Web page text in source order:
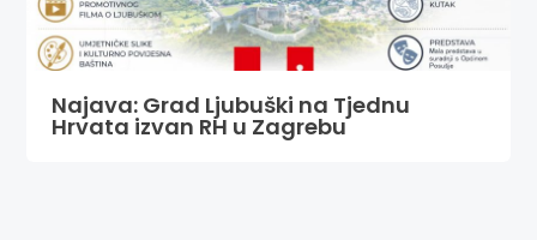
Najava: Grad Ljubuški na Tjednu
Hrvata izvan RH u Zagrebu